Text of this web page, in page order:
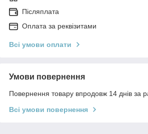
Післяплата
Оплата за реквізитами
Всі умови оплати
Умови повернення
Повернення товару впродовж 14 днів за
Всі умови повернення